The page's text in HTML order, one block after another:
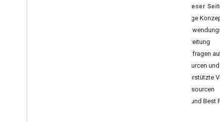
Auf dieser
Wichtige
API-
Vorbereitung
API-Anfragen
Ressourcen
Unterstützte
Teilressourcen
Tipps und Best